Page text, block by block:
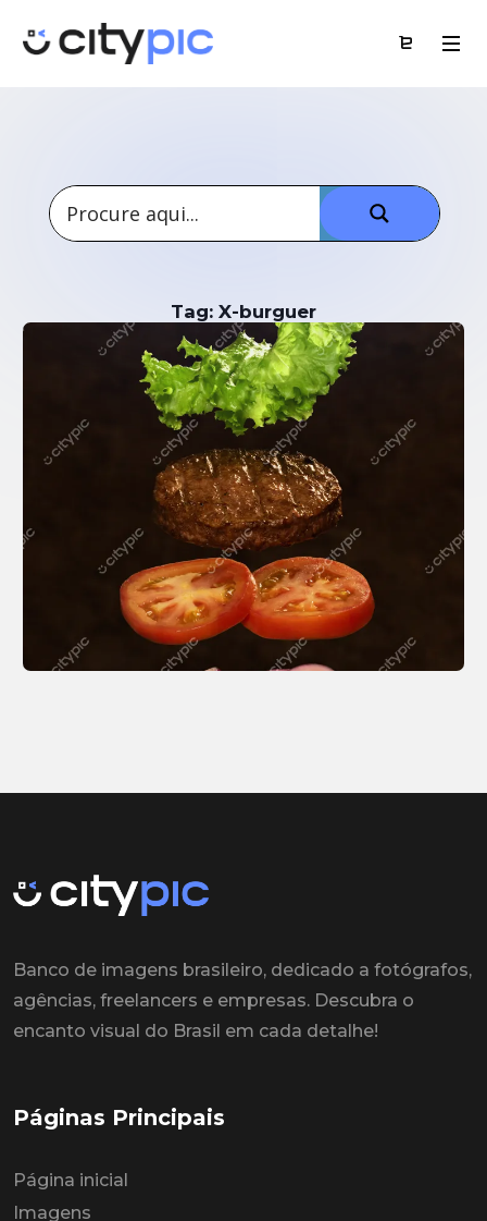
Tag: X-burguer
Banco de imagens brasileiro, dedicado a fotógrafos,
agências, freelancers e empresas. Descubra o
encanto visual do Brasil em cada detalhe!
Páginas Principais
Página inicial
Imagens